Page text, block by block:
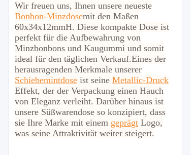
Wir freuen uns, Ihnen unsere neueste
Bonbon-Minzdosemit den Maßen
60x34x12mmH. Diese kompakte Dose ist
perfekt für die Aufbewahrung von
Minzbonbons und Kaugummi und somit
ideal für den täglichen Verkauf.Eines der
herausragenden Merkmale unserer
Schiebemintdose ist seine Metallic-Druck
Effekt, der der Verpackung einen Hauch
von Eleganz verleiht. Darüber hinaus ist
unsere Süßwarendose so konzipiert, dass
sie Ihre Marke mit einem geprägt Logo,
was seine Attraktivität weiter steigert.